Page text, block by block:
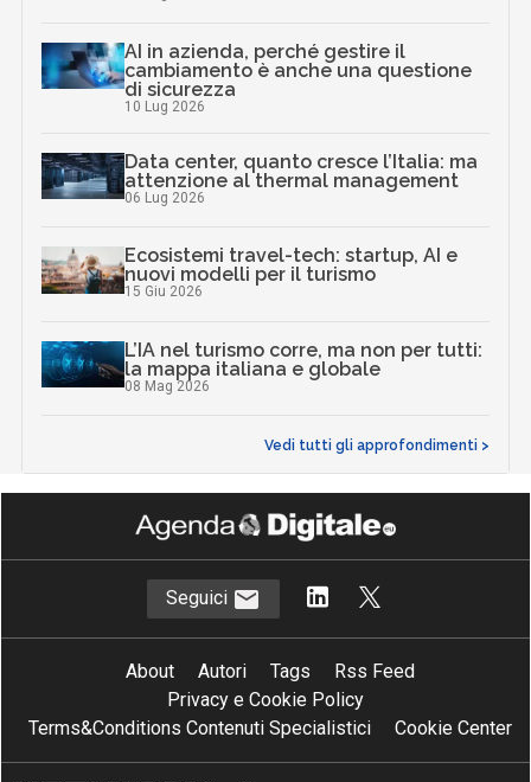
AI in azienda, perché gestire il
cambiamento è anche una questione
di sicurezza
10 Lug 2026
Data center, quanto cresce l’Italia: ma
attenzione al thermal management
06 Lug 2026
Ecosistemi travel-tech: startup, AI e
nuovi modelli per il turismo
15 Giu 2026
L’IA nel turismo corre, ma non per tutti:
la mappa italiana e globale
08 Mag 2026
Vedi tutti gli approfondimenti >
Seguici
About Autori Tags
Rss Feed
Privacy e Cookie Policy
Terms&Conditions Contenuti Specialistici
Cookie Center